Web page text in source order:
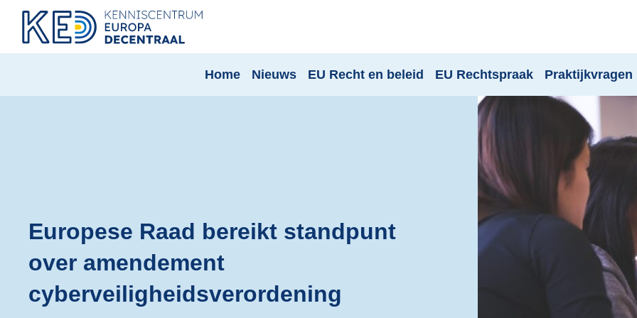
Home Nieuws EU Recht en beleid EU Rechtspraak Praktijkvragen
Europese Raad bereikt standpunt
over amendement
cyberveiligheidsverordening